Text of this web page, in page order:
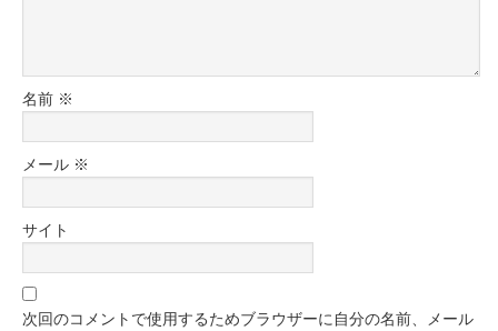
名前 ※
メール ※
サイト
次回のコメントで使用するためブラウザーに自分の名前、メール